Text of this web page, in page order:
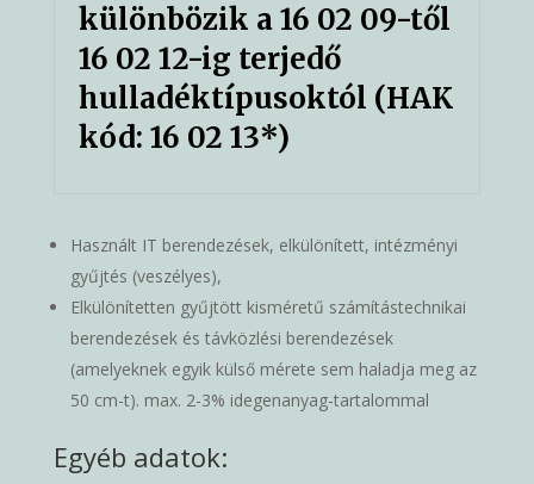
különbözik a 16 02 09-től
16 02 12-ig terjedő
hulladéktípusoktól (HAK
kód: 16 02 13*)
Használt IT berendezések, elkülönített, intézményi
gyűjtés (veszélyes),
Elkülönítetten gyűjtött kisméretű számítástechnikai
berendezések és távközlési berendezések
(amelyeknek egyik külső mérete sem haladja meg az
50 cm-t). max. 2-3% idegenanyag-tartalommal
Egyéb adatok: